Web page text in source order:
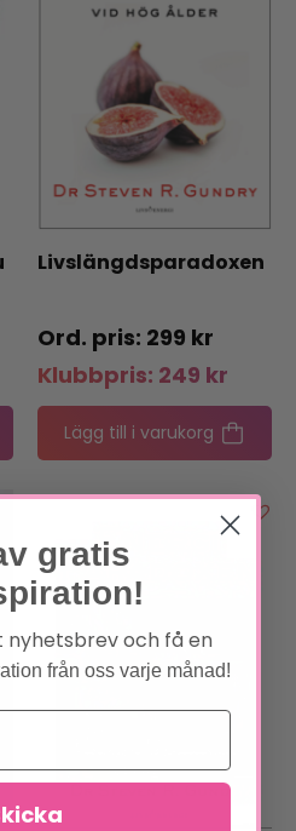
Livslängdsparadoxen
299 kr
Klubbpris: 249 kr
Lägg till i varukorg
gratis
nyhetsbrev och få en
från oss varje månad!